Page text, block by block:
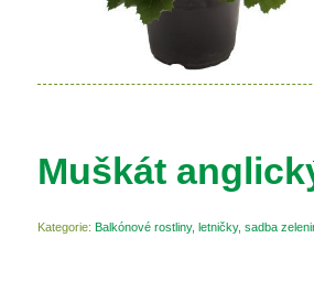
Muškát
Kategorie: Balkónové rostliny, letničky, sadba